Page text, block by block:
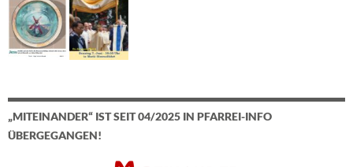
„MITEINANDER“ IST SEIT 04/2025 IN PFARREI-INFO
ÜBERGEGANGEN!